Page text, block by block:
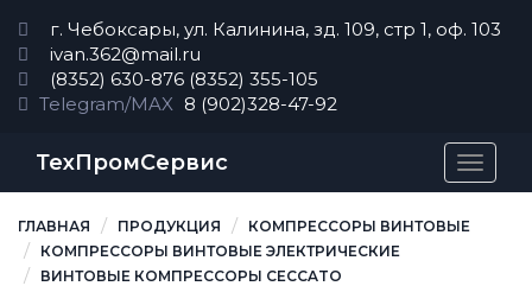
г. Чебоксары, ул. Калинина, зд. 109, стр 1, оф. 103
ivan.362@mail.ru
(8352) 630-876 (8352) 355-105
Telegram/MAX 8 (902)328-47-92
ТехПромСервис
ГЛАВНАЯ ПРОДУКЦИЯ
КОМПРЕССОРЫ ВИНТОВЫЕ
КОМПРЕССОРЫ ВИНТОВЫЕ ЭЛЕКТРИЧЕСКИЕ
ВИНТОВЫЕ КОМПРЕССОРЫ CECCATO